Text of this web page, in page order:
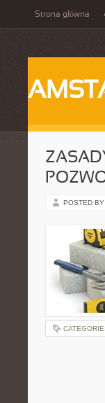
Strona główna
POSTED BY